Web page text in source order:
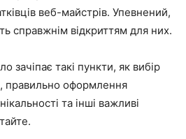
веб-майстрів. Упевнений,
справжнім відкриттям для них.
зачіпає такі пункти, як вибір
правильно оформлення
та інші важливі